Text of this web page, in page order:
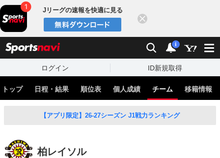
Jリーグの速報を快適に見る
検索 通知
i
ログイン ID新規取得
トップ 日程・結果 順位表 個人成績 チーム 移籍情報
【アプリ限定】26-27シーズン J1戦力ランキング
柏レイソル